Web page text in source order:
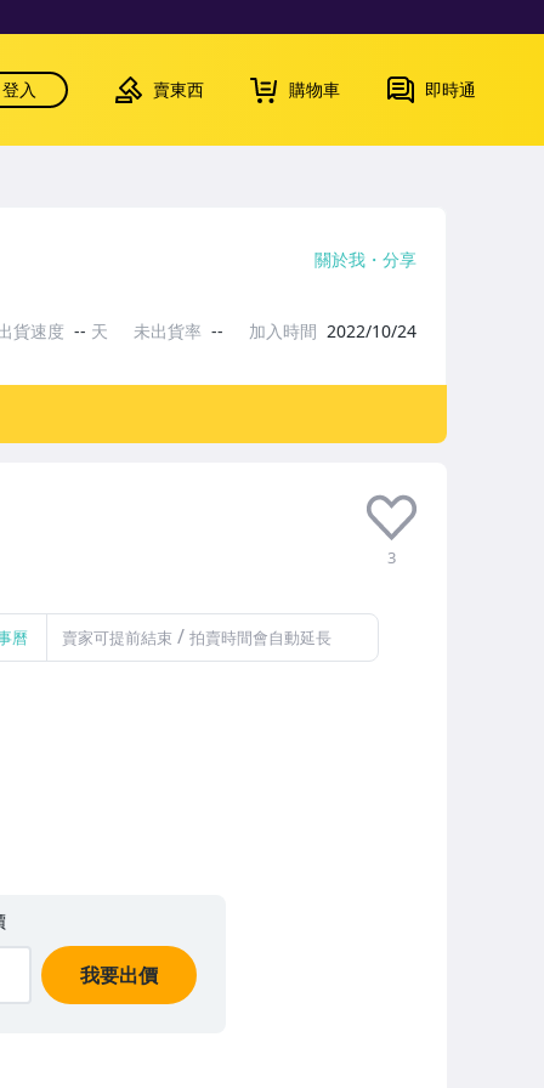
登入 賣東西 購物車 即時通
3
曆 賣家可提前結束 / 拍賣時間會自動延長
我要出價
關於我 分享
貨速度 -- 天 未出貨率 -- 加入時間 2022/10/24